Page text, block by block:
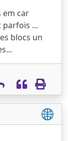
em car
...
blocs un